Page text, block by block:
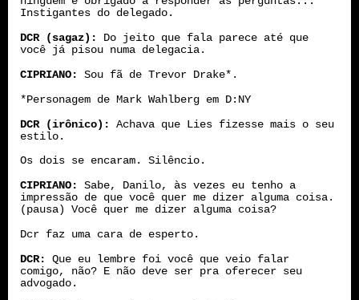
Instigantes do delegado.
DCR (sagaz):
Do jeito que fala parece até que
você já pisou numa delegacia.
CIPRIANO:
Sou fã de Trevor Drake*.
*Personagem de Mark Wahlberg em D:NY
DCR (irônico):
Achava que Lies fizesse mais o seu
estilo.
Os dois se encaram. Silêncio.
CIPRIANO:
Sabe, Danilo, às vezes eu tenho a
impressão de que você quer me dizer alguma coisa.
(pausa) Você quer me dizer alguma coisa?
Dcr faz uma cara de esperto.
DCR:
Que eu lembre foi você que veio falar
comigo, não? E não deve ser pra oferecer seu
advogado.